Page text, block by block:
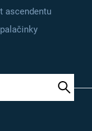
ascendentu